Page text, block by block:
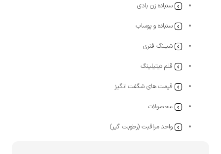
سنباده زن بادی
سنباده و پوساب
شیلنگ فنری
قلم دیتیلینگ
قیمت های شگفت انگیز
محصولات
واحد مراقبت (رطوبت گیر)